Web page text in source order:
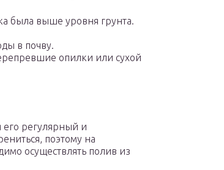
была выше уровня грунта.
в почву.
опилки или сухой
его регулярный и
поэтому на
осуществлять полив из